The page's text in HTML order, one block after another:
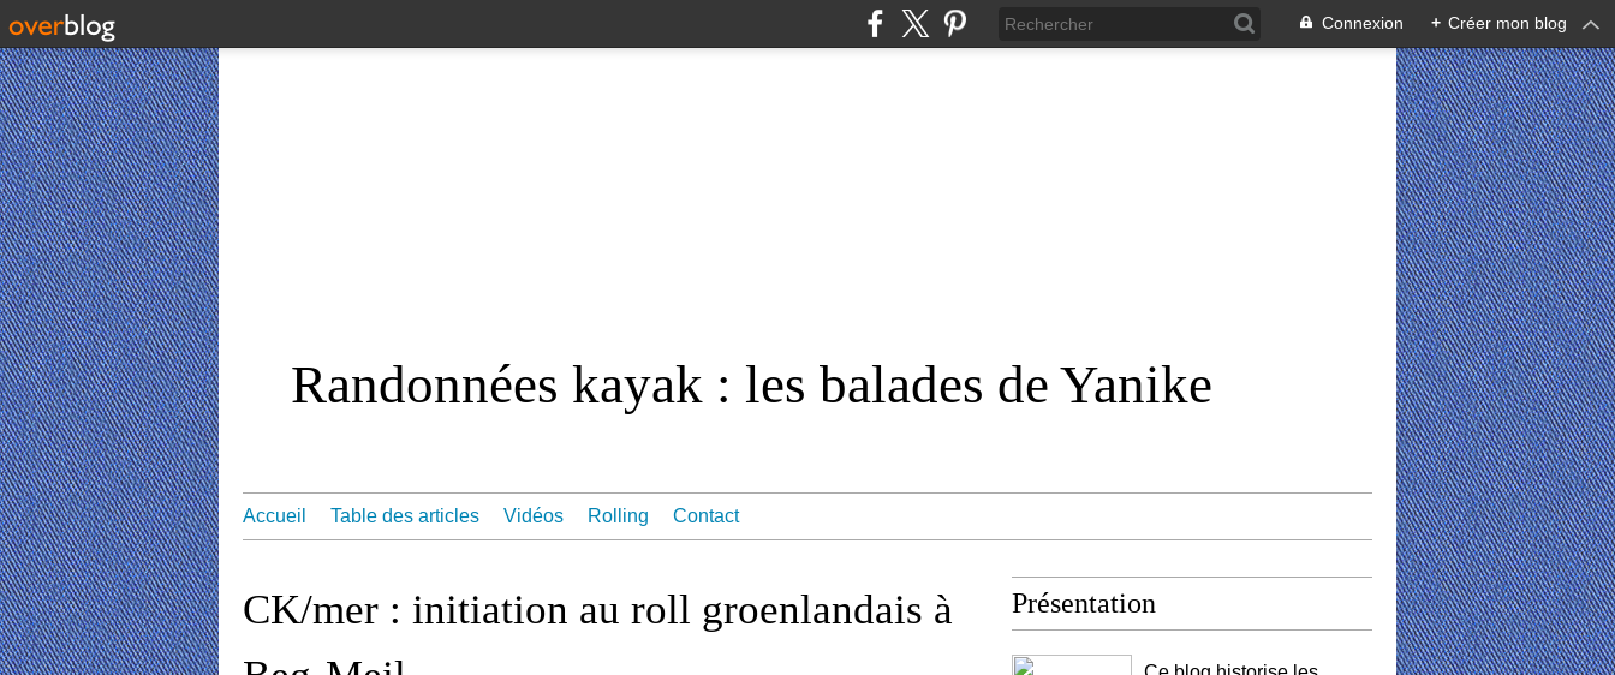
Connexion + Créer mon blog
Randonnées kayak : les balades de Yanike
Accueil Table des articles Vidéos Rolling Contact
CK/mer : initiation au roll groenlandais à
Présentation